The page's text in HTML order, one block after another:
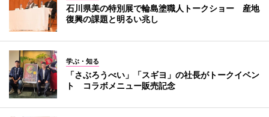
石川県美の特別展で輪島塗職人トークショー 産地
復興の課題と明るい兆し
学ぶ・知る
「さぶろうべい」「スギヨ」の社長がトークイベン
ト コラボメニュー販売記念